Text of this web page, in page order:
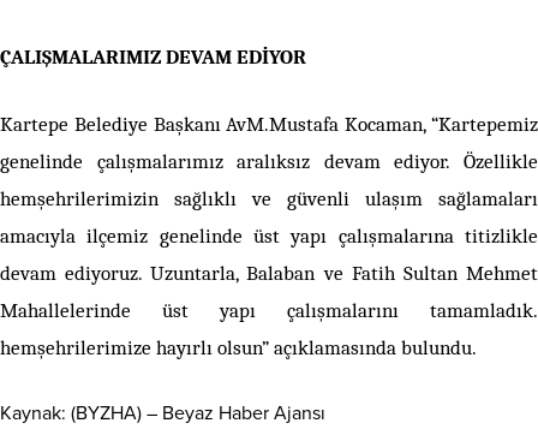
ÇALIŞMALARIMIZ DEVAM EDİYOR
Kartepe Belediye Başkanı AvM.Mustafa Kocaman, “Kartepemiz
genelinde çalışmalarımız aralıksız devam ediyor. Özellikle
hemşehrilerimizin sağlıklı ve güvenli ulaşım sağlamaları
amacıyla ilçemiz genelinde üst yapı çalışmalarına titizlikle
devam ediyoruz. Uzuntarla, Balaban ve Fatih Sultan Mehmet
Mahallelerinde üst yapı çalışmalarını tamamladık.
hemşehrilerimize hayırlı olsun” açıklamasında bulundu.
Kaynak: (BYZHA) – Beyaz Haber Ajansı